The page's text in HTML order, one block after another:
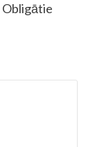
Obligātie